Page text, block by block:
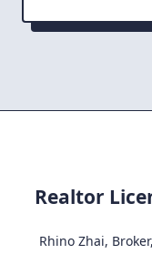
Realtor
Rhino Zhai,